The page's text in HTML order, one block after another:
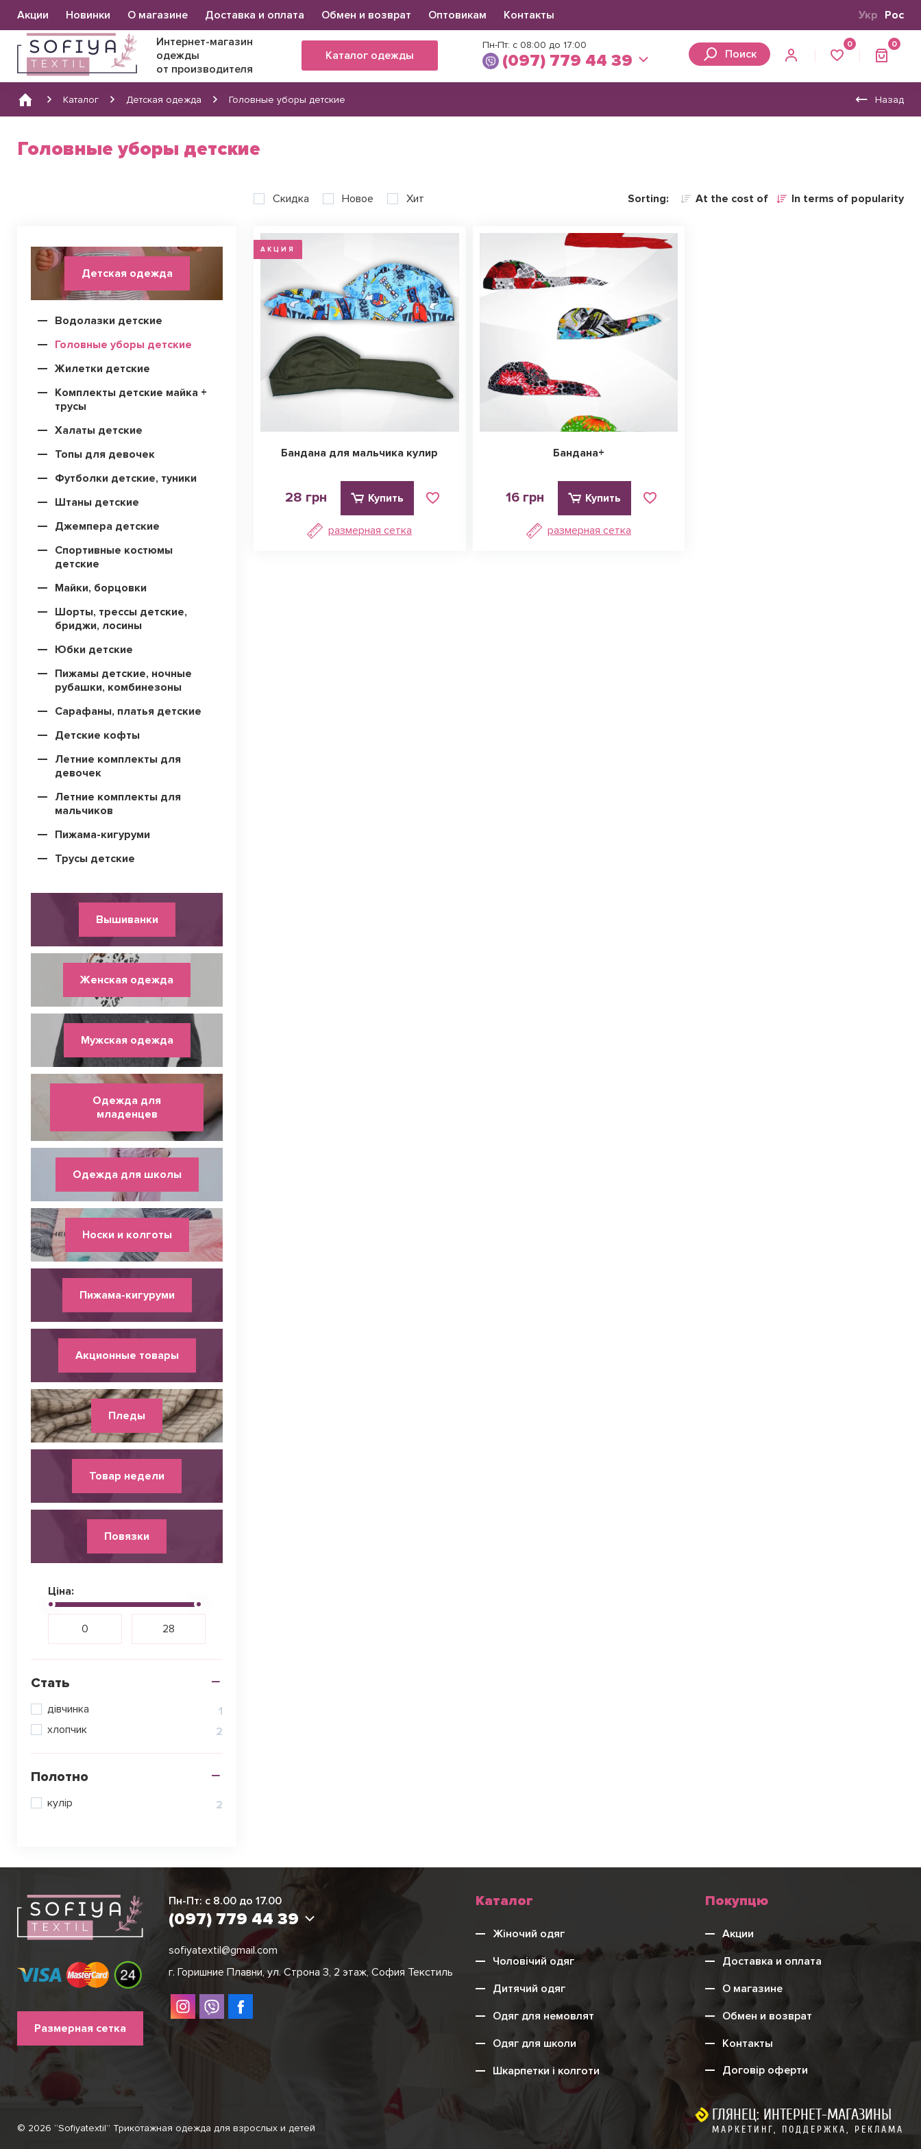
Интернет-магазин
одежды
от производителя
Укр Рос
Основна
навіґація
Акции Новинки О магазине Доставка и оплата Обмен и возврат Оптовикам Контакты
Поиск
Пн-Пт: с 08:00 до 17:00
(097) 779 44 39
Каталог одежды
0 0
Каталог Детская одежда Головные уборы детские Назад
Головные уборы детские
Скидка Новое Хит Sorting: At the cost of In terms of popularity
АКЦИЯ
Бандана для мальчика кулир
28 грн Купить
размерная сетка
Бандана+
16 грн Купить
размерная сетка
Ціна:
Стать
дівчинка
1
хлопчик
2
Полотно
кулір 2
Вышиванки
Женская одежда
Мужская одежда
Детская одежда
Водолазки детские
Головные уборы детские
Жилетки детские
Комплекты детские майка +
трусы
Халаты детские
Топы для девочек
Футболки детские, туники
Штаны детские
Джемпера детские
Спортивные костюмы
детские
Майки, борцовки
Шорты, трессы детские,
бриджи, лосины
Юбки детские
Пижамы детские, ночные
рубашки, комбинезоны
Сарафаны, платья детские
Детские кофты
Летние комплекты для
девочек
Летние комплекты для
мальчиков
Пижама-кигуруми
Трусы детские
Одежда для
младенцев
Одежда для школы
Носки и колготы
Пижама-кигуруми
Акционные товары
Пледы
Товар недели
Повязки
Пн-Пт: с 8.00 до 17.00
(097) 779 44 39
Виктория
(097) 779 44 39
sofiyatextil@gmail.com
г. Горишние Плавни, ул. Строна 3, 2 этаж, София Текстиль
Размерная сетка
Каталог
Жіночий одяг
Чоловічий одяг
Дитячий одяг
Одяг для немовлят
Одяг для школи
Шкарпетки і колготи
Меню
колонтитулу
Покупцю
Акции
Доставка и оплата
О магазине
Обмен и возврат
Контакты
Договір оферти
© 2026 “Sofiyatextil” Трикотажная одежда для взрослых и детей
ГЛЯНЕЦ: ИНТЕРНЕТ-МАГАЗИНЫ
МАРКЕТИНГ, ПОДДЕРЖКА, РЕКЛАМА